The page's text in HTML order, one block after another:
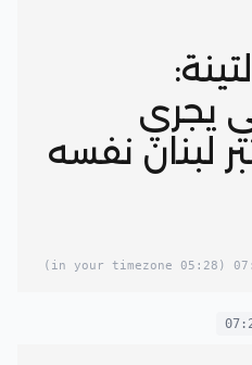
يجري
لبنان نفسه
(05:28 in your timezone)